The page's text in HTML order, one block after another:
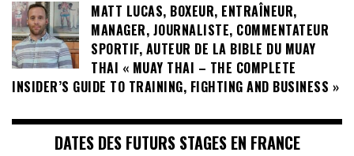
MATT LUCAS, BOXEUR, ENTRAÎNEUR,
MANAGER, JOURNALISTE, COMMENTATEUR
SPORTIF, AUTEUR DE LA BIBLE DU MUAY
THAI « MUAY THAI – THE COMPLETE
INSIDER’S GUIDE TO TRAINING, FIGHTING AND BUSINESS »
DATES DES FUTURS STAGES EN FRANCE